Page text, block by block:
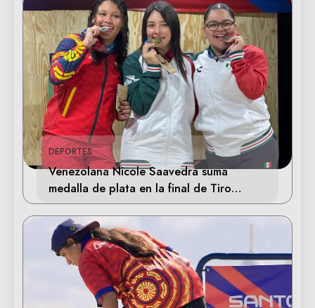
DEPORTES
Venezolana Nicole Saavedra suma
medalla de plata en la final de Tiro
Deportivo